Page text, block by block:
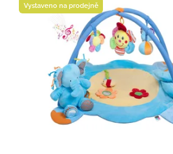
Vystaveno na prodejně